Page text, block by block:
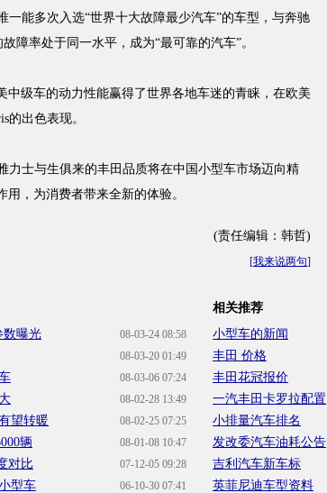
一能多次入选“世界十大故障最少汽车”的车型，与奔驰
障率处于同一水平，成为“最可靠的汽车”。
级车的动力性能赢得了世界各地车迷的青睐，在欧美
的出色表现。
士与生俱来的丰田品质将在中国小型车市场迈向精
，为消费者带来全新的体验。
(责任编辑：韩哲)
[我来说两句]
08-03-24 08:58
数曝光
08-03-20 01:49
08-03-06 07:24
08-02-28 13:49
08-02-25 07:25
望转暖
08-01-08 10:47
辆
07-12-05 09:28
对比
06-10-30 07:41
型车
相关推荐
小型车的新闻
丰田 价格
丰田花冠报价
一汽丰田卡罗拉配置
小排量汽车排名
发改委汽车油耗公告
吉利汽车新车标
英菲尼迪车型资料